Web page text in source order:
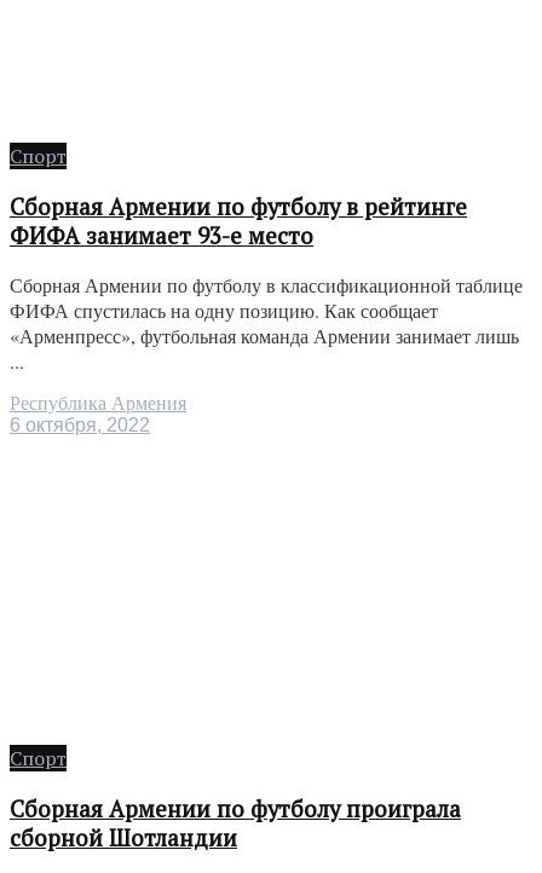
Спорт
Сборная Армении по футболу в рейтинге
ФИФА занимает 93-е место
Сборная Армении по футболу в классификационной таблице
ФИФА спустилась на одну позицию. Как сообщает
«Арменпресс», футбольная команда Армении занимает лишь
...
Республика Армения
6 октября, 2022
Спорт
Сборная Армении по футболу проиграла
сборной Шотландии